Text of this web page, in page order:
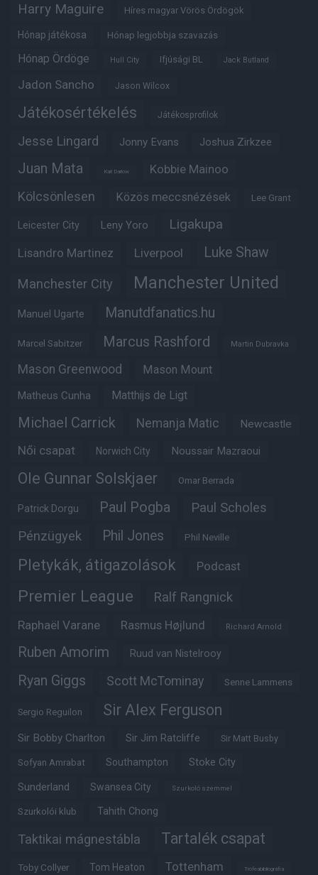
Harry Maguire Híres magyar Vörös Ördögök
Hónap játékosa Hónap legjobbja szavazás
Hónap Ördöge Hull City Ifjúsági BL Jack Butland
Jadon Sancho Jason Wilcox
Játékosértékelés Játékosprofilok
Jesse Lingard Jonny Evans Joshua Zirkzee
Juan Mata Karl Darlow Kobbie Mainoo
Kölcsönlesen Közös meccsnézések Lee Grant
Leicester City Leny Yoro Ligakupa
Lisandro Martinez Liverpool Luke Shaw
Manchester City Manchester United
Manuel Ugarte Manutdfanatics.hu
Marcel Sabitzer Marcus Rashford Martin Dubravka
Mason Greenwood Mason Mount
Matheus Cunha Matthijs de Ligt
Michael Carrick Nemanja Matic Newcastle
Női csapat Norwich City Noussair Mazraoui
Ole Gunnar Solskjaer Omar Berrada
Patrick Dorgu Paul Pogba Paul Scholes
Pénzügyek Phil Jones Phil Neville
Pletykák, átigazolások Podcast
Premier League Ralf Rangnick
Raphaël Varane Rasmus Højlund Richard Arnold
Ruben Amorim Ruud van Nistelrooy
Ryan Giggs Scott McTominay Senne Lammens
Sergio Reguilon Sir Alex Ferguson
Sir Bobby Charlton Sir Jim Ratcliffe Sir Matt Busby
Sofyan Amrabat Southampton Stoke City
Sunderland Swansea City Szurkoló szemmel
Szurkolói klub Tahith Chong
Taktikai mágnestábla Tartalék csapat
Toby Collyer Tom Heaton Tottenham Trófeabibliográfia